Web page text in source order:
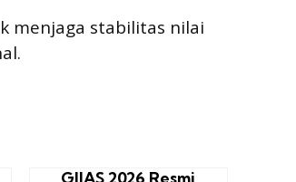
menjaga stabilitas nilai
GIIAS 2026 Resmi